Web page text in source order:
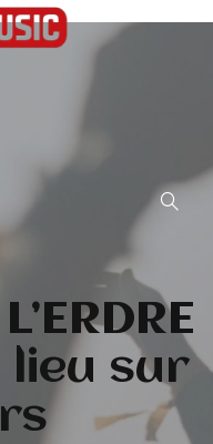
sur